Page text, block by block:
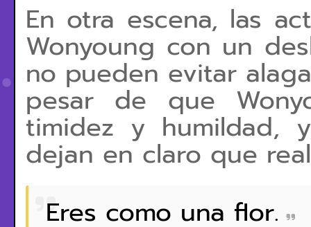
En otra escena, las
Wonyoung con un
no pueden evitar
pesar de que
timidez y humildad,
dejan en claro que
Eres como una flor.